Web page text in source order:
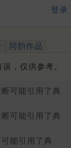
登录
同韵作品
，仅供参考。
可能引用了典
可能引用了典
能引用了典